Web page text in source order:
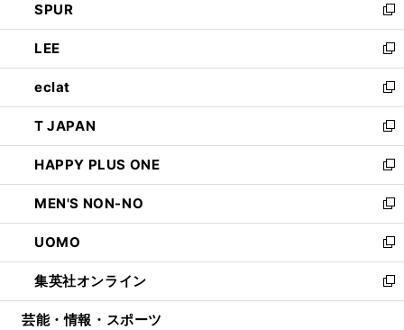
で
開
く
ド
ウ
で
開
く
ィ
ン
ド
ウ
で
開
く
い
ウ
ィ
ン
ド
ウ
で
開
く
SPUR
新
し
い
ウ
ィ
ン
ド
ウ
で
開
く
LEE
新
し
い
ウ
ィ
ン
ド
ウ
で
開
く
eclat
新
し
い
ウ
ィ
ン
ド
ウ
で
開
く
T JAPAN
新
し
い
ウ
ィ
ン
ド
ウ
で
開
HAPPY PLUS ONE
新
し
い
ウ
ィ
ン
ド
ウ
MEN'S NON-NO
新
し
い
ウ
ィ
ン
UOMO
新
し
い
ウ
集英社オンライン
新
し
芸能・情報・スポーツ